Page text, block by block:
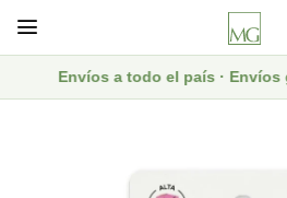

Envíos a todo el país · Envíos